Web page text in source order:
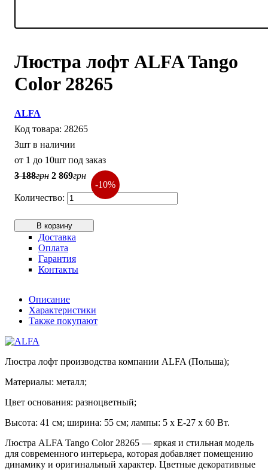
Люстра лофт ALFA Tango
Color 28265
ALFA
28265
3шт в наличии
от 1 до 10шт под заказ
-10%
3 188грн 2 869грн
В корзину
Доставка
Оплата
Гарантия
Контакты
Описание
Характеристики
Также покупают
Люстра лофт производства компании ALFA (Польша);
Материалы: металл;
Цвет основания: разноцветный;
Высота: 41 см; ширина: 55 см; лампы: 5 х Е-27 х 60 Вт.
Люстра ALFA Tango Color 28265 — яркая и стильная модель
для современного интерьера, которая добавляет помещению
динамику и оригинальный характер. Цветные декоративные